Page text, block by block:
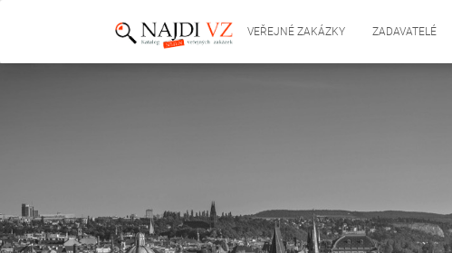
VEŘEJNÉ ZAKÁZKY ZADAVATELÉ